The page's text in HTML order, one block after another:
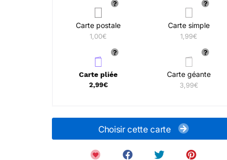
Carte postale
1,00€
Carte simple
1,99€
Carte pliée
2,99€
Carte géante
3,99€
Choisir cette carte